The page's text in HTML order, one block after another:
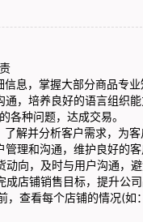
，掌握大部分商品专业
培养良好的语言组织能
各种问题，达成交易。
解并分析客户需求，为客
理和沟通，维护良好的客
，及时与用户沟通，避
铺销售目标，提升公司
查看每个店铺的情况(如